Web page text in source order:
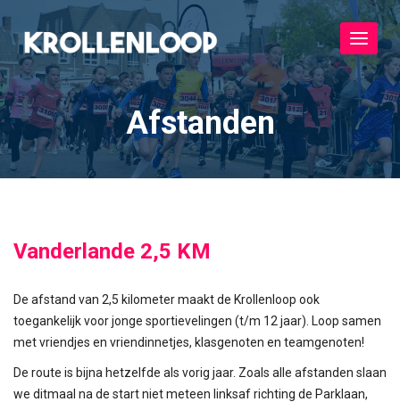
Toggle
Afstanden
Vanderlande 2,5 KM
De afstand van 2,5 kilometer maakt de Krollenloop ook
toegankelijk voor jonge sportievelingen (t/m 12 jaar). Loop samen
met vriendjes en vriendinnetjes, klasgenoten en teamgenoten!
De route is bijna hetzelfde als vorig jaar. Zoals alle afstanden slaan
we ditmaal na de start niet meteen linksaf richting de Parklaan,